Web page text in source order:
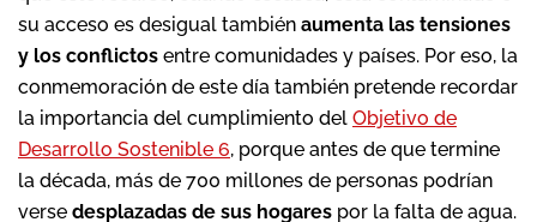
su acceso es desigual también aumenta las tensiones
y los conflictos entre comunidades y países. Por eso, la
conmemoración de este día también pretende recordar
la importancia del cumplimiento del Objetivo de
Desarrollo Sostenible 6, porque antes de que termine
la década, más de 700 millones de personas podrían
verse desplazadas de sus hogares por la falta de agua.